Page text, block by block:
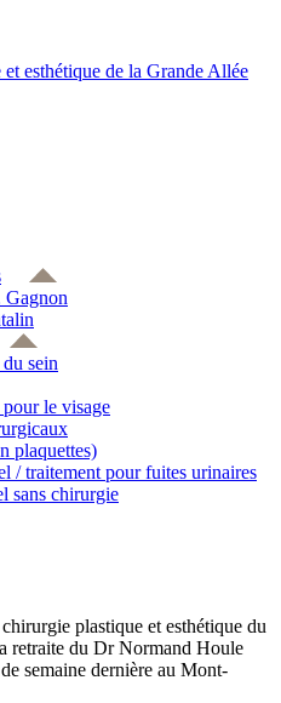
Gagnon
sein
le visage
plaquettes)
/ traitement pour fuites urinaires
sans chirurgie
plastique et esthétique du
retraite du Dr Normand Houle
semaine dernière au Mont-